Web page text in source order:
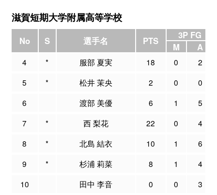
滋賀短期大学附属高等学校
No S 選手名 PTS
3P FG
M
A
4 * 服部 夏実 18 0
2
5
* 松井 茉央 2 0
0
6
渡部 美優 6 1
5
7
* 西 梨花 22 0
4
8
* 北島 結衣 10 1
6
9
* 杉浦 莉菜 8 1
4
10
田中 李音 0 0 3